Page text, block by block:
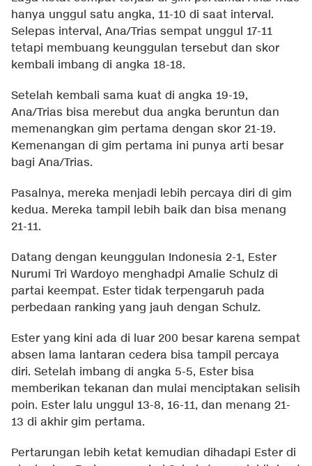
hanya unggul satu angka, 11-10 di saat interval.
Selepas interval, Ana/Trias sempat unggul 17-11
tetapi membuang keunggulan tersebut dan skor
kembali imbang di angka 18-18.
Setelah kembali sama kuat di angka 19-19,
Ana/Trias bisa merebut dua angka beruntun dan
memenangkan gim pertama dengan skor 21-19.
Kemenangan di gim pertama ini punya arti besar
bagi Ana/Trias.
Pasalnya, mereka menjadi lebih percaya diri di gim
kedua. Mereka tampil lebih baik dan bisa menang
21-11.
Datang dengan keunggulan Indonesia 2-1, Ester
Nurumi Tri Wardoyo menghadpi Amalie Schulz di
partai keempat. Ester tidak terpengaruh pada
perbedaan ranking yang jauh dengan Schulz.
Ester yang kini ada di luar 200 besar karena sempat
absen lama lantaran cedera bisa tampil percaya
diri. Setelah imbang di angka 5-5, Ester bisa
memberikan tekanan dan mulai menciptakan selisih
poin. Ester lalu unggul 13-8, 16-11, dan menang 21-
13 di akhir gim pertama.
Pertarungan lebih ketat kemudian dihadapi Ester di